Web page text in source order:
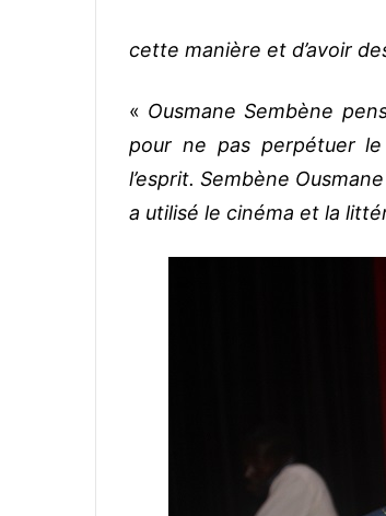
cette manière et d’avoir
« Ousmane Sembène
pour ne pas perpétuer le
l’esprit. Sembène
a utilisé le cinéma et la